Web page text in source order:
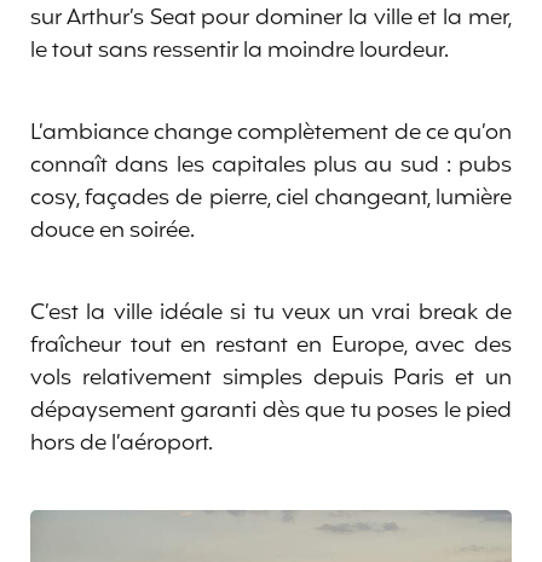
sur Arthur’s Seat pour dominer la ville et la mer,
le tout sans ressentir la moindre lourdeur.
L’ambiance change complètement de ce qu’on
connaît dans les capitales plus au sud : pubs
cosy, façades de pierre, ciel changeant, lumière
douce en soirée.
C’est la ville idéale si tu veux un vrai break de
fraîcheur tout en restant en Europe, avec des
vols relativement simples depuis Paris et un
dépaysement garanti dès que tu poses le pied
hors de l’aéroport.